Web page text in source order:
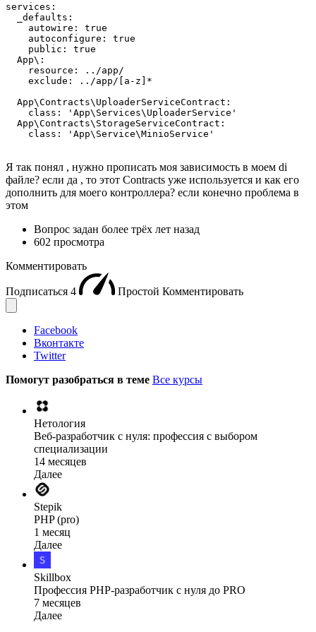
services:
  _defaults:
    autowire: true
    autoconfigure: true
    public: true
  App\:
    resource: ../app/
    exclude: ../app/[a-z]*
  App\Contracts\UploaderServiceContract:
    class: 'App\Services\UploaderService'
  App\Contracts\StorageServiceContract:
    class: 'App\Service\MinioService'
Я так понял , нужно прописать моя зависимость в моем di
файле? если да , то этот Contracts уже используется и как его
дополнить для моего контроллера? если конечно проблема в
этом
Вопрос задан более трёх лет назад
602 просмотра
Комментировать
Подписаться 4 Простой Комментировать
Facebook
Вконтакте
Twitter
Помогут разобраться в теме Все курсы
Нетология
Веб-разработчик с нуля: профессия с выбором
специализации
14 месяцев
Далее
Stepik
PHP (pro)
1 месяц
Далее
Skillbox
Профессия PHP-разработчик с нуля до PRO
7 месяцев
Далее